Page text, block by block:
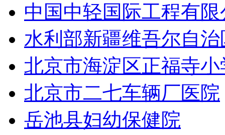
中国中轻国际工程有限
水利部新疆维吾尔自
北京市海淀区正福寺小
北京市二七车辆厂医院
岳池县妇幼保健院